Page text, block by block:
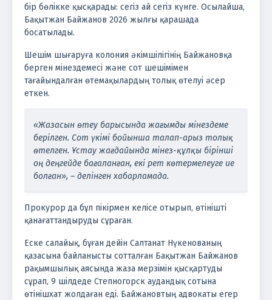
бір бөлікке қысқарады: сегіз ай сегіз күнге. Осылайша,
Бақытжан Байжанов 2026 жылғы қарашада
босатылады.
Шешім шығаруға колония әкімшілігінің Байжановқа
берген мінездемесі және сот шешімімен
тағайындалған өтемақылардың толық өтелуі әсер
еткен.
«Жазасын өтеу барысында жағымды мінездеме
берілген. Сот үкімі бойынша талап-арыз толық
өтелген. Ұстау жағдайында мінез-құлқы бірінші
оң деңгейде бағаланған, екі рет көтермелеуге ие
болған», – делінген хабарламада.
Прокурор да бұл пікірмен келісе отырып, өтінішті
қанағаттандыруды сұраған.
Еске салайық, бұған дейін Салтанат Нүкенованың
қазасына байланысты сотталған Бақытжан Байжанов
рақымшылық аясында жаза мерзімін қысқартуды
сұрап, 9 шілдеде Степногорск аудандық сотына
өтінішхат жолдаған еді. Байжановтың адвокаты егер